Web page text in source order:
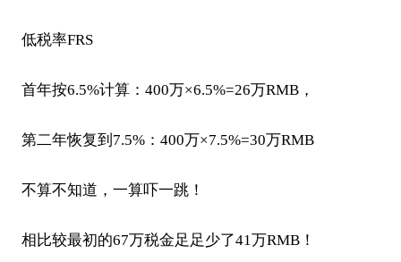
低税率FRS
首年按6.5%计算：400万×6.5%=26万RMB，
第二年恢复到7.5%：400万×7.5%=30万RMB
不算不知道，一算吓一跳！
相比较最初的67万税金足足少了41万RMB！